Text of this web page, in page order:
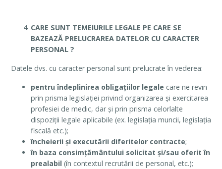
CARE SUNT TEMEIURILE LEGALE PE CARE SE
BAZEAZĂ PRELUCRAREA DATELOR CU CARACTER
PERSONAL ?
Datele dvs. cu caracter personal sunt prelucrate în vederea:
pentru îndeplinirea obligațiilor legale care ne revin
prin prisma legislației privind organizarea și exercitarea
profesiei de medic, dar și prin prisma celorlalte
dispoziții legale aplicabile (ex. legislația muncii, legislația
fiscală etc.);
încheierii și executării diferitelor contracte;
în baza consimțământului solicitat și/sau oferit în
prealabil (în contextul recrutării de personal, etc.);